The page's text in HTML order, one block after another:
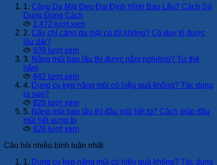
1. Căng Da Mặt Đeo Đai Định Hình Bao Lâu? Cách Sử
Dụng Đúng Cách
1,472 lượt xem
2. Cấy chỉ căng da mặt có tốt không? Có duy trì được
lâu dài?
939 lượt xem
3. Nâng mũi bao lâu thì được nằm nghiêng? Tư thế
nằm
842 lượt xem
4. Dụng cụ kẹp nâng mũi có hiệu quả không? Tác dụng
ra sao?
828 lượt xem
5. Nâng mũi bao lâu thì đầu mũi hết to? Cách giúp đầu
mũi hết sưng to
826 lượt xem
Câu hỏi nhiều bình luận nhất
1. Dụng cụ kẹp nâng mũi có hiệu quả không? Tác dụng